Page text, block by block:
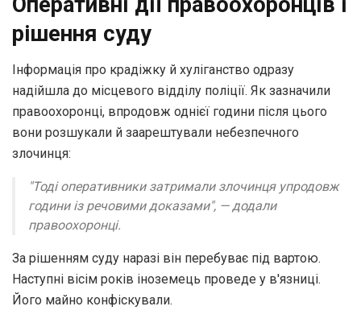
Оперативні дії правоохоронців і
рішення суду
Інформація про крадіжку й хуліганство одразу
надійшла до місцевого відділу поліції. Як зазначили
правоохоронці, впродовж однієї години після цього
вони розшукали й заарештували небезпечного
злочинця:
"Тоді оперативники затримали злочинця упродовж
години із речовими доказами", — додали
правоохоронці.
За рішенням суду наразі він перебуває під вартою.
Наступні вісім років іноземець проведе у в'язниці.
Його майно конфіскували.